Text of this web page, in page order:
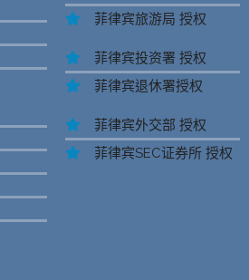
菲律宾旅游局 授权
菲律宾投资署 授权
菲律宾退休署授权
菲律宾外交部 授权
菲律宾SEC证券所 授权